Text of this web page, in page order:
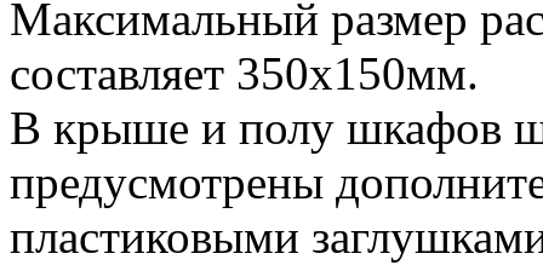
Максимальный размер
составляет 350х150мм.
В крыше и полу шкафов
предусмотрены
пластиковыми